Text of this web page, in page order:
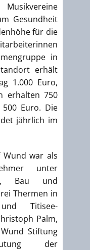
Gesundheit
für die
in
erhält
1.000 Euro,
erhalten 750
Euro. Die
jährlich im
Wund war als
unter
Bau und
Thermen in
Titisee-
Palm,
Stiftung
der